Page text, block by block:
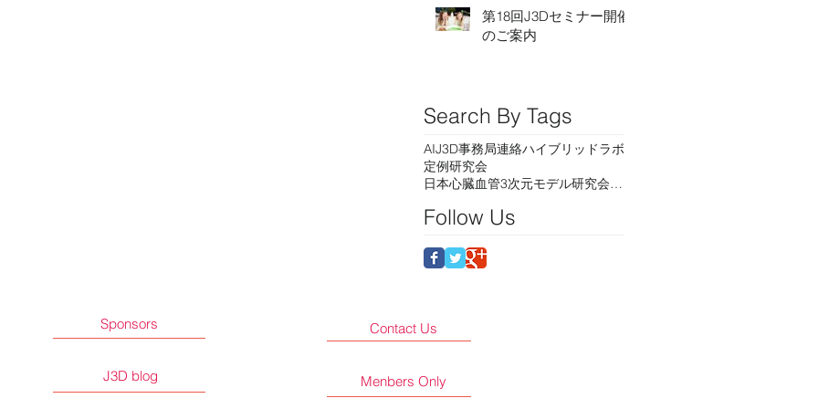
第18回J3Dセミナー開催
のご案内
Search By Tags
AIJ3D事務局連絡ハイブリッドラボ
定例研究会
日本心臓血管3次元モデル研究会セミナー
Follow Us
Sponsors
J3D blog
Contact Us
Menbers Only